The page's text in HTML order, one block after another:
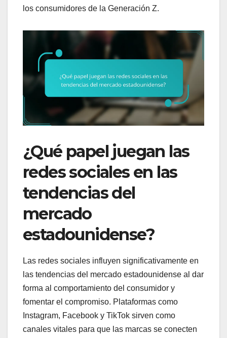
los consumidores de la Generación Z.
¿Qué papel juegan las
redes sociales en las
tendencias del
mercado
estadounidense?
Las redes sociales influyen significativamente en
las tendencias del mercado estadounidense al dar
forma al comportamiento del consumidor y
fomentar el compromiso. Plataformas como
Instagram, Facebook y TikTok sirven como
canales vitales para que las marcas se conecten